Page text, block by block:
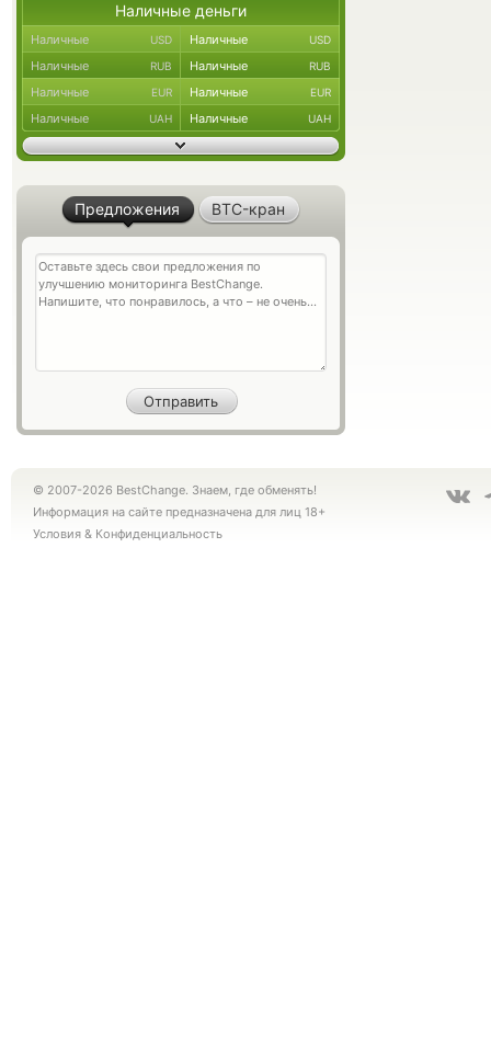
Наличные деньги
Наличные USD Наличные USD
Наличные RUB Наличные RUB
Наличные EUR Наличные EUR
Наличные UAH Наличные UAH
Предложения BTC-кран
© 2007-2026 BestChange. Знаем, где обменять!
Информация на сайте предназначена для лиц 18+
Условия & Конфиденциальность